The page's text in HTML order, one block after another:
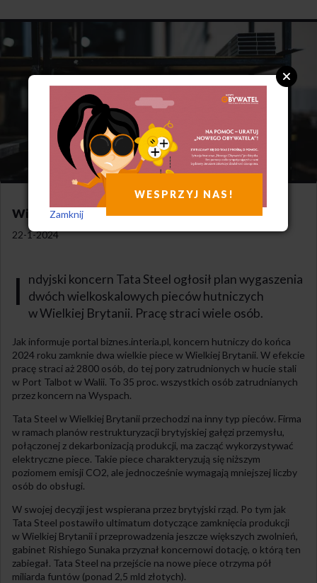
Wielkie piece zgasną
22-1-2024
I
ndyjski koncern Tata Steel ogłosił plan wygaszenia
dwóch wielkoskalowych pieców hutniczych
w Wielkiej Brytanii. Pracę straci wiele osób.
Jak informuje portal biznes.interia.pl, koncern hutniczy do końca
2024 roku zamknie dwa wielkie piece w Wielkiej Brytanii. W efekcie
pracę straci aż 2800 osób, do tej pory zatrudnionych w hucie stali
w Port Talbot w Walii. To 35 proc. wszystkich osób zatrudnianych
przez koncern na Wyspach.
Tata Steel w Wielkiej Brytanii przechodzi na inny typ pieców. Firma
w ramach planów restrukturyzacji brytyjskiej gałęzi przemysłu,
połączonej z dekarbonizacją produkcji, ma zacząć wykorzystywać
elektryczne piece. Takie piece charakteryzują się niższym
poziomem emisji CO2, ale jednocześnie wymagają mniejszej liczby
osób do obsługi.
W swojej decyzji jest wspierana przez brytyjski rząd. Po tym jak
Tata Steel postawiło ultimatum dotyczące zamknięcia produkcji
w Wielkiej Brytanii i przeprowadzenia jeszcze większych zwolnień,
gabinet Rishiego Sunaka przyznał koncernowi dotację, o którą ten
zabiegał. Tata Steel na przejście na nowe piece otrzyma pół
miliarda funtów (ponad 2,5 mld złotych).
WESPRZYJ NAS!
Zamknij